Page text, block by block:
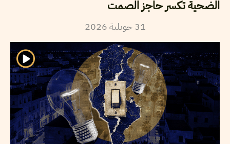
الضحية تكسر حاجز الصمت
31 جويلية2026